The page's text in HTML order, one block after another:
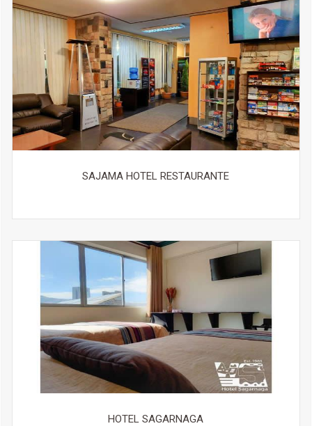
Comida & bebida
Cafetería en el alojamiento
Botella de agua De pago
Vino / champán De pago
Internet
¡Gratis! Hay conexión a internet Wi-Fi disponible en todo
el establecimiento.
No hay parking.
Servicio de traslado al aeropuerto De pago
Servicio de recogida en el aeropuerto De pago
Servicios de recepción
Registro de entrada / salida privado
Venta de entradas
Información turística
Cambio de moneda
Registro de entrada y salida exprés De pago
SAJAMA HOTEL RESTAURANTE
HOTEL SAGARNAGA